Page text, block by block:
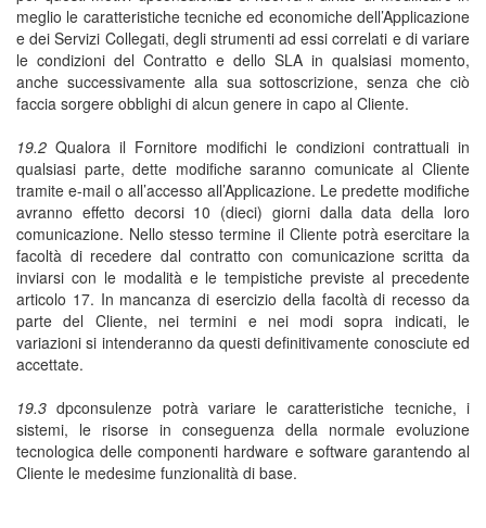
meglio le caratteristiche tecniche ed economiche dell’Applicazione
e dei Servizi Collegati, degli strumenti ad essi correlati e di variare
le condizioni del Contratto e dello SLA in qualsiasi momento,
anche successivamente alla sua sottoscrizione, senza che ciò
faccia sorgere obblighi di alcun genere in capo al Cliente.
19.2 Qualora il Fornitore modifichi le condizioni contrattuali in
qualsiasi parte, dette modifiche saranno comunicate al Cliente
tramite e-mail o all’accesso all’Applicazione. Le predette modifiche
avranno effetto decorsi 10 (dieci) giorni dalla data della loro
comunicazione. Nello stesso termine il Cliente potrà esercitare la
facoltà di recedere dal contratto con comunicazione scritta da
inviarsi con le modalità e le tempistiche previste al precedente
articolo 17. In mancanza di esercizio della facoltà di recesso da
parte del Cliente, nei termini e nei modi sopra indicati, le
variazioni si intenderanno da questi definitivamente conosciute ed
accettate.
19.3 dpconsulenze potrà variare le caratteristiche tecniche, i
sistemi, le risorse in conseguenza della normale evoluzione
tecnologica delle componenti hardware e software garantendo al
Cliente le medesime funzionalità di base.